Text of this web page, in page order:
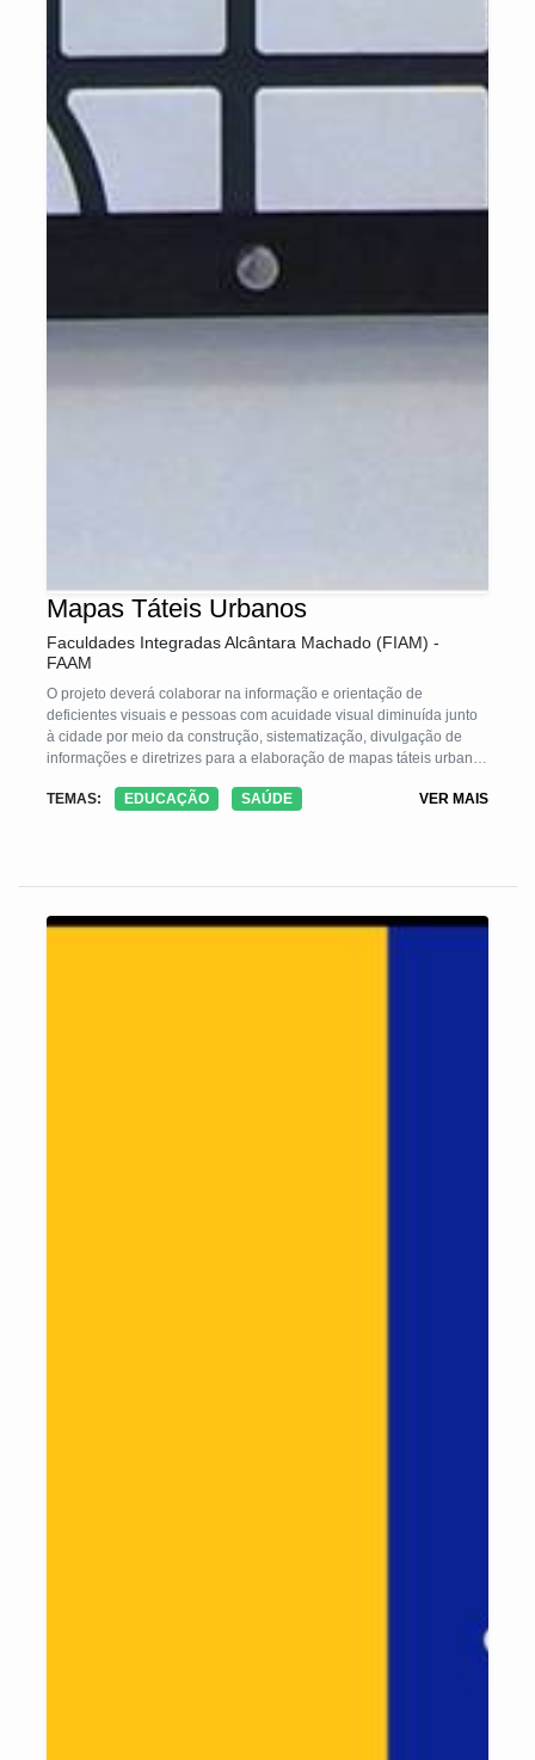
Mapas Táteis Urbanos
Faculdades Integradas Alcântara Machado (FIAM) -
FAAM
O projeto deverá colaborar na informação e orientação de
deficientes visuais e pessoas com acuidade visual diminuída junto
à cidade por meio da construção, sistematização, divulgação de
informações e diretrizes para a elaboração de mapas táteis urbanos
TEMAS:
EDUCAÇÃO SAÚDE VER MAIS